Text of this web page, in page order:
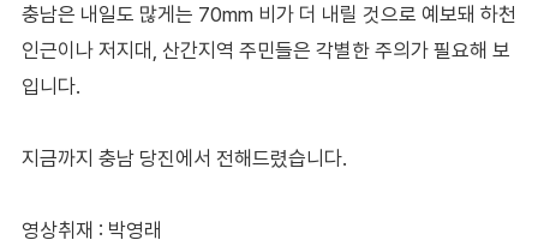
충남은 내일도 많게는 70mm 비가 더 내릴 것으로 예보돼 하천
인근이나 저지대, 산간지역 주민들은 각별한 주의가 필요해 보
입니다.
지금까지 충남 당진에서 전해드렸습니다.
영상취재 : 박영래